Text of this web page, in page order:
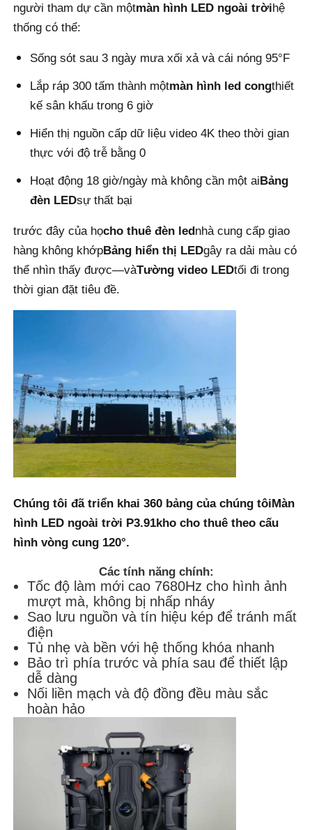
Yêu cầu báo giá
Màn hình treo tường LED
Màn hình hiển thị LED
Tường video LED COB
Bảng hiển thị LED ngoài trời
biển quảng cáo led ngoài trời
người tham dự cần mộtmàn hình LED ngoài trờihệ
thống có thể:
Sống sót sau 3 ngày mưa xối xả và cái nóng 95°F
Lắp ráp 300 tấm thành mộtmàn hình led congthiết
kế sân khấu trong 6 giờ
Hiển thị nguồn cấp dữ liệu video 4K theo thời gian
thực với độ trễ bằng 0
Hoạt động 18 giờ/ngày mà không cần một aiBảng
đèn LEDsự thất bại
trước đây của họcho thuê đèn lednhà cung cấp giao
hàng không khớpBảng hiển thị LEDgây ra dải màu có
thể nhìn thấy được—vàTường video LEDtối đi trong
thời gian đặt tiêu đề.
Chúng tôi đã triển khai 360 bảng của chúng tôi Màn
hình LED ngoài trời P3.91kho cho thuê theo cấu
hình vòng cung 120°.
Các tính năng chính:
Tốc độ làm mới cao 7680Hz cho hình ảnh
mượt mà, không bị nhấp nháy
Sao lưu nguồn và tín hiệu kép để tránh mất
điện
Tủ nhẹ và bền với hệ thống khóa nhanh
Bảo trì phía trước và phía sau để thiết lập
dễ dàng
Nối liền mạch và độ đồng đều màu sắc
hoàn hảo